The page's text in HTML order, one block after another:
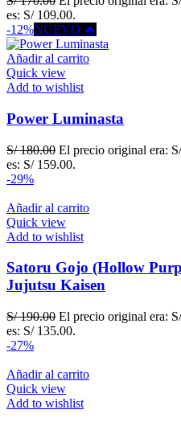
es: S/ 109.00.
-12%NUEVO 🔥
Añadir al carrito
Quick view
Add to wishlist
Power Luminasta
S/180.00 El precio original era:
es: S/ 159.00.
-29%
Añadir al carrito
Quick view
Add to wishlist
Satoru Gojo (Hollow
Jujutsu Kaisen
S/190.00 El precio original era:
es: S/ 135.00.
-27%
Añadir al carrito
Quick view
Add to wishlist